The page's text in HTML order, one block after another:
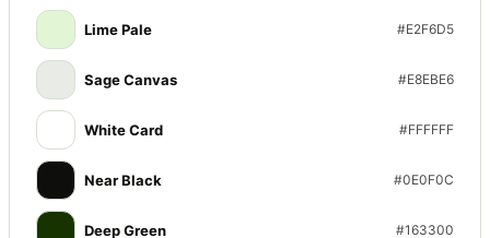
Lime Pale #E2F6D5
Sage Canvas #E8EBE6
White Card #FFFFFF
Near Black #0E0F0C
Deep Green #163300